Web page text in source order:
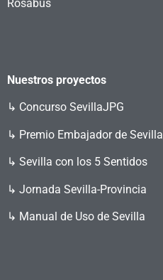
Rosabus
Nuestros proyectos
↳ Concurso SevillaJPG
↳ Premio Embajador de Sevilla
↳ Sevilla con los 5 Sentidos
↳ Jornada Sevilla-Provincia
↳ Manual de Uso de Sevilla